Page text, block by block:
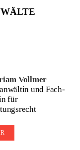
Vollmer
und Fach­
für